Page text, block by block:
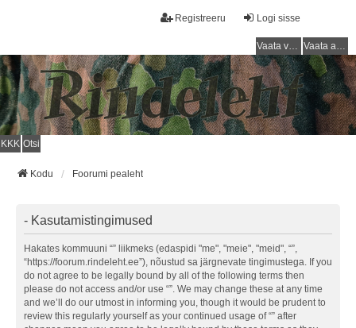
Logi sisse
Registreeru
Vaata vastamata teemasi Vaata aktiivseid teemasid
KKK Otsi
Kodu Foorumi pealeht
- Kasutamistingimused
Hakates kommuuni “” liikmeks (edaspidi "me", "meie", "meid", “”,
“https://foorum.rindeleht.ee”), nõustud sa järgnevate tingimustega. If you
do not agree to be legally bound by all of the following terms then
please do not access and/or use “”. We may change these at any time
and we’ll do our utmost in informing you, though it would be prudent to
review this regularly yourself as your continued usage of “” after